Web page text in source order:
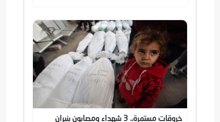
خروقات مستمرة.. 3 شهداء ومصابون بنيران